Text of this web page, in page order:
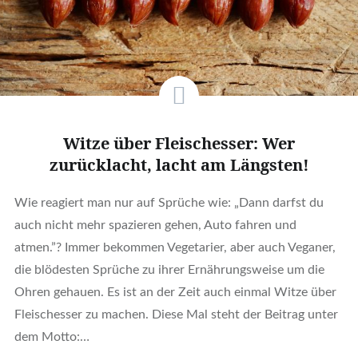
Witze über Fleischesser: Wer
zurücklacht, lacht am Längsten!
Wie reagiert man nur auf Sprüche wie: „Dann darfst du
auch nicht mehr spazieren gehen, Auto fahren und
atmen.”? Immer bekommen Vegetarier, aber auch Veganer,
die blödesten Sprüche zu ihrer Ernährungsweise um die
Ohren gehauen. Es ist an der Zeit auch einmal Witze über
Fleischesser zu machen. Diese Mal steht der Beitrag unter
dem Motto:…